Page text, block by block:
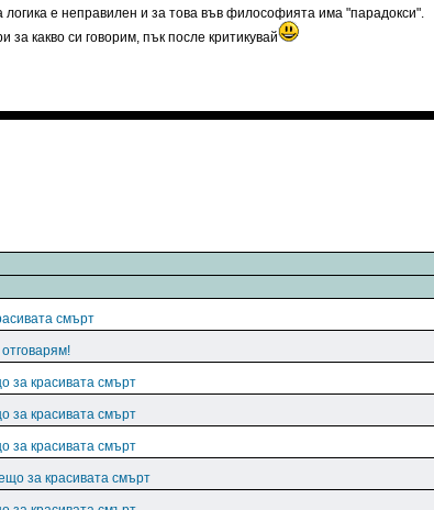
е неправилен и за това във философията има "парадокси".
за какво си говорим, пък после критикувай
смърт
за красивата смърт
за красивата смърт
за красивата смърт
за красивата смърт